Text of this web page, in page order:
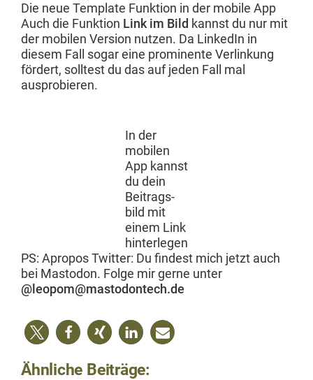
Die neue Tem­plate Funk­tion in der mobile App
Auch die Funk­tion Link im Bild kannst du nur mit
der mobilen Ver­sion nutzen. Da LinkedIn in
diesem Fall sog­ar eine promi­nente Ver­linkung
fördert, soll­test du das auf jeden Fall mal
ausprobieren.
In der
mobilen
App kannst
du dein
Beitrags­
bild mit
einem Link
hinterlegen
PS: Apro­pos Twit­ter: Du find­est mich jet­zt auch
bei Mastodon. Folge mir gerne unter
@ leopom@mastodontech.de
Ähnliche Beiträge: